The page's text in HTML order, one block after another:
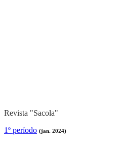
Revista "Sacola"
1º período (jan. 2024)